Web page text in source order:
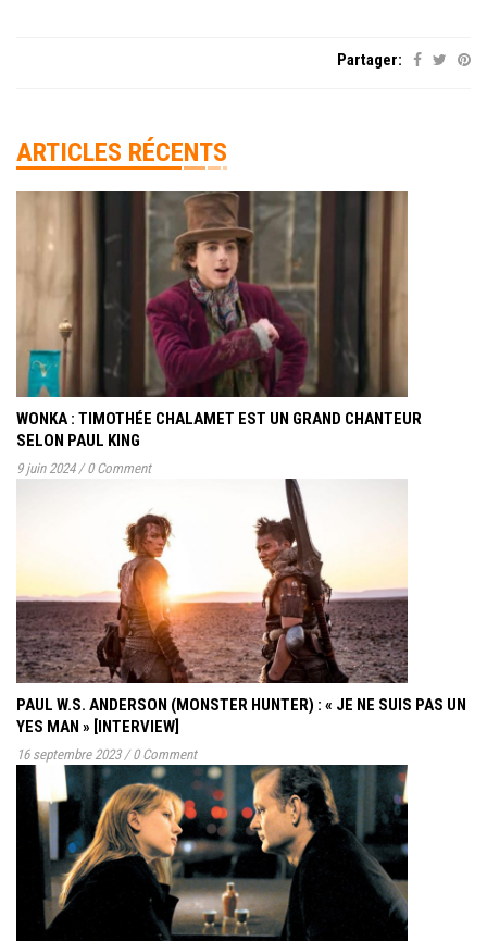
Partager:
ARTICLES RÉCENTS
WONKA : TIMOTHÉE CHALAMET EST UN GRAND CHANTEUR
SELON PAUL KING
9 juin 2024 / 0 Comment
PAUL W.S. ANDERSON (MONSTER HUNTER) : « JE NE SUIS PAS UN
YES MAN » [INTERVIEW]
16 septembre 2023 / 0 Comment